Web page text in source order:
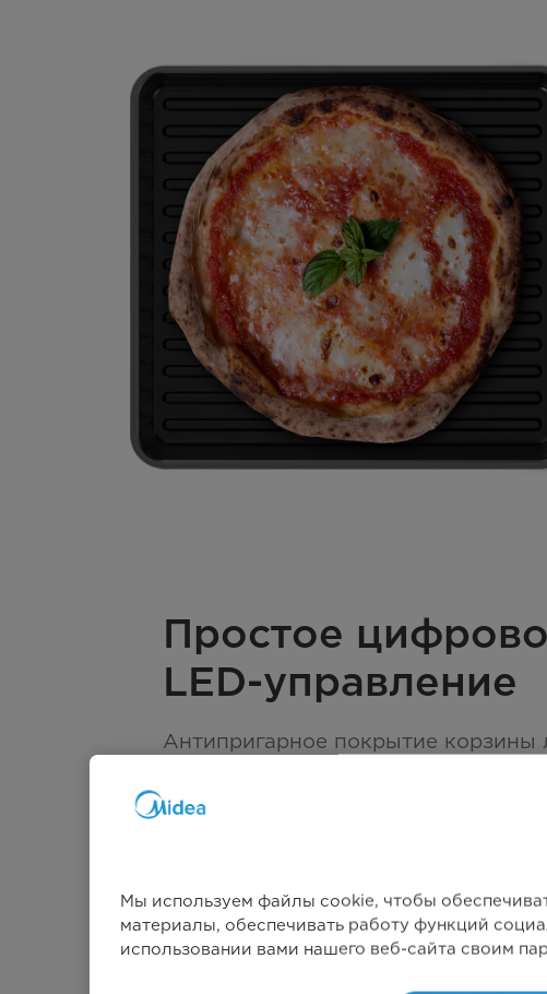
Простое
LED-управление
Aнтипригарное покрытие корзины
Мы используем файлы cookie, чтобы
материалы, обеспечивать работу функций
использовании вами нашего веб-сайта своим